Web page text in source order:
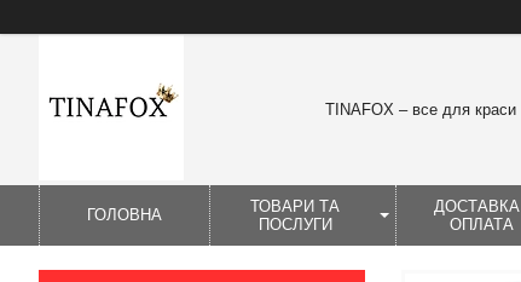
TINAFOX – все для краси
ГОЛОВНА
ТОВАРИ ТА
ПОСЛУГИ
ДОСТАВКА І
ОПЛАТА